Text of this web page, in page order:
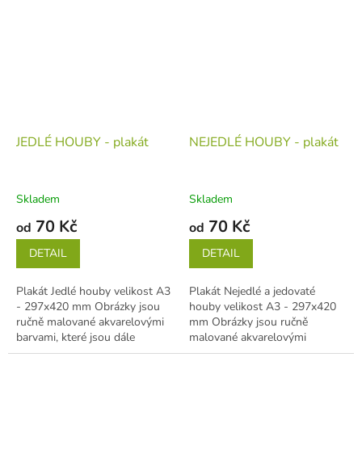
JEDLÉ HOUBY - plakát
Skladem
od 70 Kč
DETAIL
Plakát Jedlé houby velikost A3
- 297x420 mm Obrázky jsou
ručně malované akvarelovými
barvami, které jsou dále
zpracované v počítači.
NEJEDLÉ HOUBY - plakát
Skladem
od 70 Kč
DETAIL
Plakát Nejedlé a jedovaté
houby velikost A3 - 297x420
mm Obrázky jsou ručně
malované akvarelovými
barvami, které jsou dále